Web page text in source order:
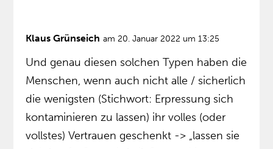
Klaus Grünseich am 20. Januar 2022 um 13:25
Und genau diesen solchen Typen haben die
Menschen, wenn auch nicht alle / sicherlich
die wenigsten (Stichwort: Erpressung sich
kontaminieren zu lassen) ihr volles (oder
vollstes) Vertrauen geschenkt -> „lassen sie